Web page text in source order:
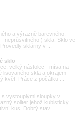
a výrazně barevného,
neprůsvitného ) skla. Sklo ve
sklárny v ...
sklo
velký nástolec - mísa na
lisovaného skla a okrajem
květ. Práce z počátku ...
s vystouplými sloupky v
soliter jehož kubistický
kus. Dobrý stav ...